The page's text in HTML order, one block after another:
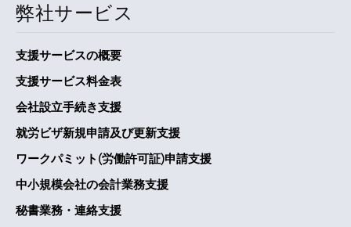
弊社サービス
支援サービスの概要
支援サービス料金表
会社設立手続き支援
就労ビザ新規申請及び更新支援
ワークパミット(労働許可証)申請支援
中小規模会社の会計業務支援
秘書業務・連絡支援